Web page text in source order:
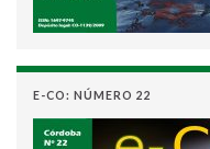
E-CO: NÚMERO 22